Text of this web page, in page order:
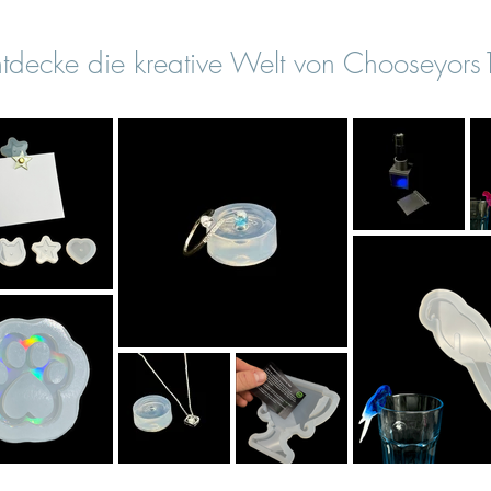
die kreative Welt von